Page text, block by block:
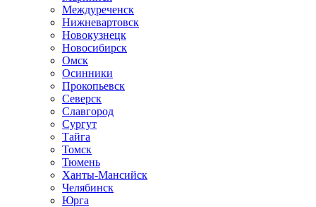
Междуреченск
Нижневартовск
Новокузнецк
Новосибирск
Омск
Осинники
Прокопьевск
Северск
Славгород
Сургут
Тайга
Томск
Тюмень
Ханты-Мансийск
Челябинск
Юрга